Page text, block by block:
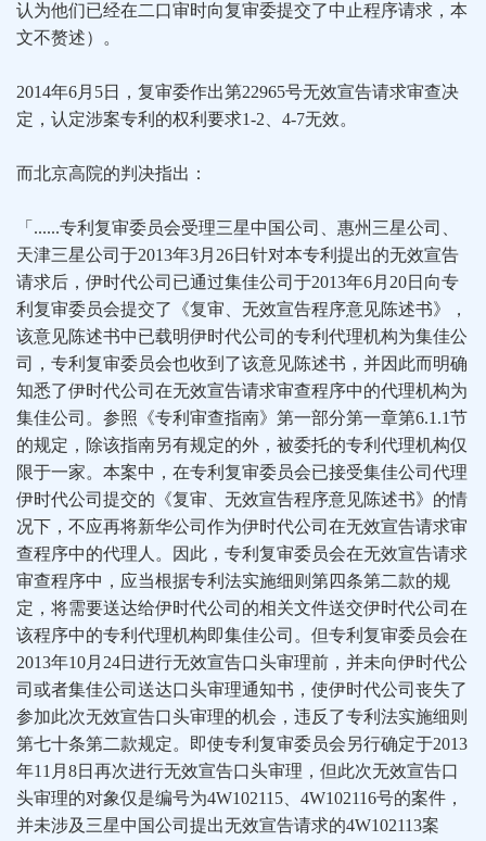
认为他们已经在二口审时向复审委提交了中止程序请求，本
文不赘述）。
2014年6月5日，复审委作出第22965号无效宣告请求审查决
定，认定涉案专利的权利要求1-2、4-7无效。
而北京高院的判决指出：
「......专利复审委员会受理三星中国公司、惠州三星公司、
天津三星公司于2013年3月26日针对本专利提出的无效宣告
请求后，伊时代公司已通过集佳公司于2013年6月20日向专
利复审委员会提交了《复审、无效宣告程序意见陈述书》，
该意见陈述书中已载明伊时代公司的专利代理机构为集佳公
司，专利复审委员会也收到了该意见陈述书，并因此而明确
知悉了伊时代公司在无效宣告请求审查程序中的代理机构为
集佳公司。参照《专利审查指南》第一部分第一章第6.1.1节
的规定，除该指南另有规定的外，被委托的专利代理机构仅
限于一家。本案中，在专利复审委员会已接受集佳公司代理
伊时代公司提交的《复审、无效宣告程序意见陈述书》的情
况下，不应再将新华公司作为伊时代公司在无效宣告请求审
查程序中的代理人。因此，专利复审委员会在无效宣告请求
审查程序中，应当根据专利法实施细则第四条第二款的规
定，将需要送达给伊时代公司的相关文件送交伊时代公司在
该程序中的专利代理机构即集佳公司。但专利复审委员会在
2013年10月24日进行无效宣告口头审理前，并未向伊时代公
司或者集佳公司送达口头审理通知书，使伊时代公司丧失了
参加此次无效宣告口头审理的机会，违反了专利法实施细则
第七十条第二款规定。即使专利复审委员会另行确定于2013
年11月8日再次进行无效宣告口头审理，但此次无效宣告口
头审理的对象仅是编号为4W102115、4W102116号的案件，
并未涉及三星中国公司提出无效宣告请求的4W102113案